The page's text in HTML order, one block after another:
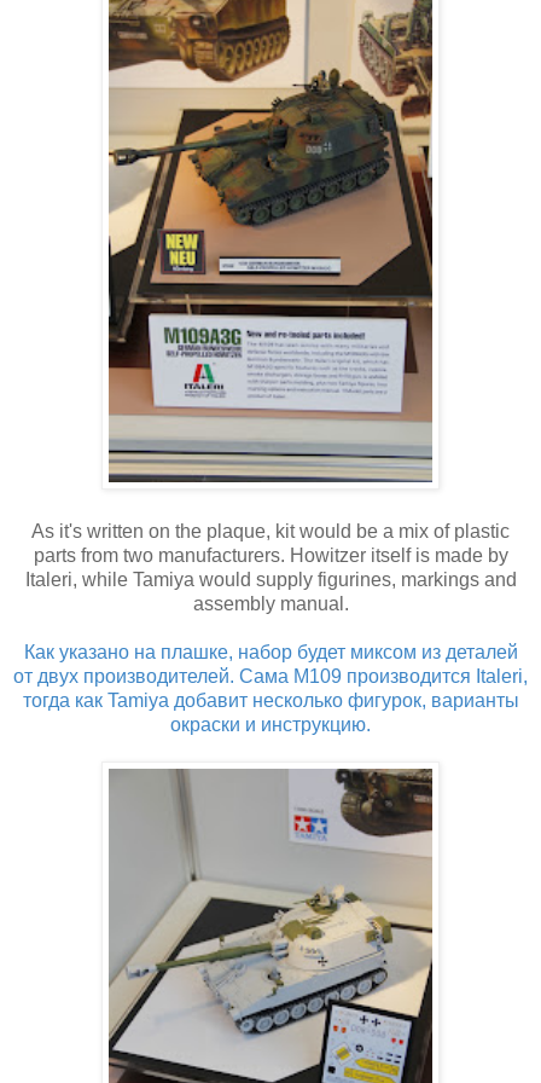
As it's written on the plaque, kit would be a mix of plastic
parts from two manufacturers. Howitzer itself is made by
Italeri, while Tamiya would supply figurines, markings and
assembly manual.
Как указано на плашке, набор будет миксом из деталей
от двух производителей. Сама М109 производится Italeri,
тогда как Tamiya добавит несколько фигурок, варианты
окраски и инструкцию.